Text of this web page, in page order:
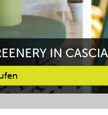
IN CASCIA